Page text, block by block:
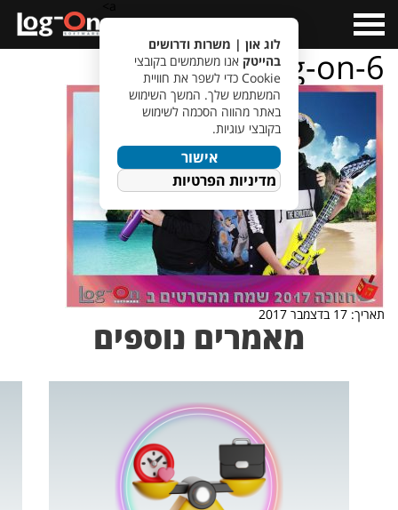
Menu
hanukkah-log-on-6
תאריך: 17 בדצמבר 2017
מאמרים נוספים
לוג און | משרות ודרושים
בהייטק אנו משתמשים בקובצי
Cookie כדי לשפר את חוויית
המשתמש שלך. המשך השימוש
באתר מהווה הסכמה לשימוש
בקובצי עוגיות.
אישור
מדיניות הפרטיות